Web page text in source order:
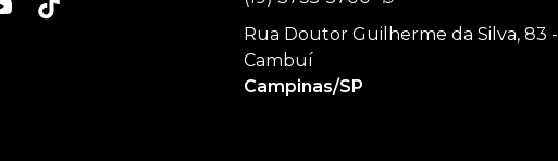
Rua Doutor Guilherme da Silva, 83 -
Cambuí
Campinas/SP